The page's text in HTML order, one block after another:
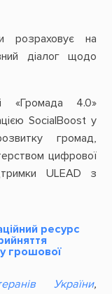
розраховує на
діалог щодо
«Громада 4.0»
SocialBoost у
громад,
цифрової
ULEAD з
ресурс
грошової
України,